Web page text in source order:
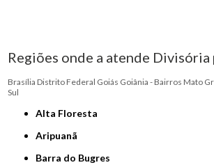
Regiões onde a atende Divisória
Brasília Distrito Federal Goiás Goiânia - Bairros Mato
Sul
Alta Floresta
Aripuanã
Barra do Bugres